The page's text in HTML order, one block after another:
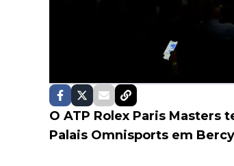
O ATP Rolex Paris Masters
Palais Omnisports em